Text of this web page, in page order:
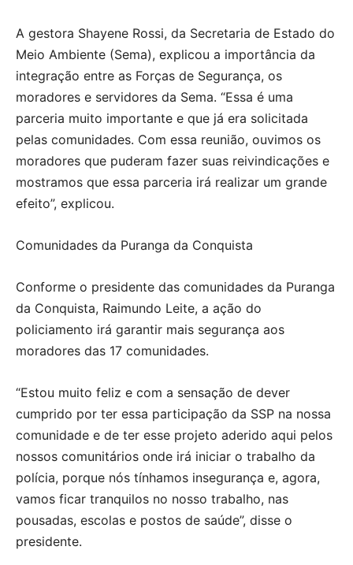
A gestora Shayene Rossi, da Secretaria de Estado do
Meio Ambiente (Sema), explicou a importância da
integração entre as Forças de Segurança, os
moradores e servidores da Sema. “Essa é uma
parceria muito importante e que já era solicitada
pelas comunidades. Com essa reunião, ouvimos os
moradores que puderam fazer suas reivindicações e
mostramos que essa parceria irá realizar um grande
efeito”, explicou.
Comunidades da Puranga da Conquista
Conforme o presidente das comunidades da Puranga
da Conquista, Raimundo Leite, a ação do
policiamento irá garantir mais segurança aos
moradores das 17 comunidades.
“Estou muito feliz e com a sensação de dever
cumprido por ter essa participação da SSP na nossa
comunidade e de ter esse projeto aderido aqui pelos
nossos comunitários onde irá iniciar o trabalho da
polícia, porque nós tínhamos insegurança e, agora,
vamos ficar tranquilos no nosso trabalho, nas
pousadas, escolas e postos de saúde”, disse o
presidente.